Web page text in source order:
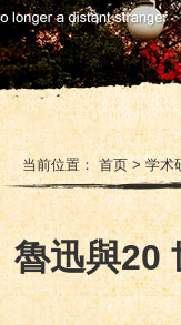
当前位置：首页>学术
魯迅與